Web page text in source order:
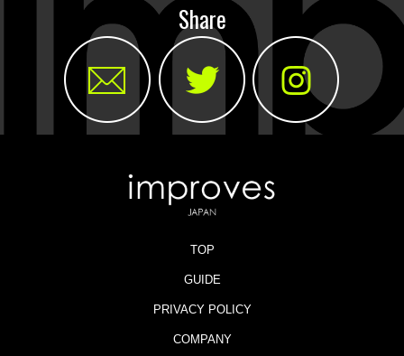
Share
TOP
GUIDE
PRIVACY POLICY
COMPANY